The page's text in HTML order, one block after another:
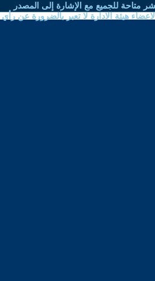
متاحة للجميع مع الإشارة إلى المصدر
هيئة الادارة لا تعبر بالضرورة عن رأي